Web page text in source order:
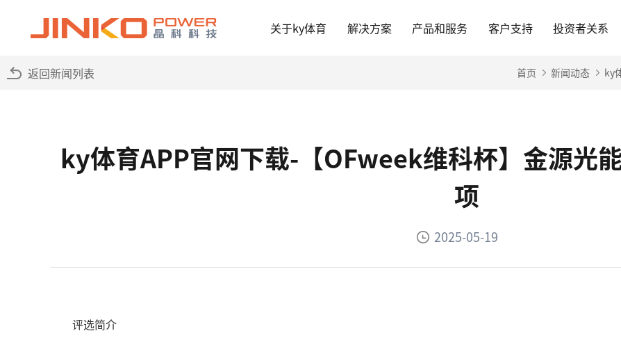
关于ky体育 解决方案 产品和服务 客户支持 投资者关系
返回新闻列表 首页 新闻动态 ky
ky体育APP官网下载-【OFweek维科杯】金源光
项
2025-05-19
评选简介